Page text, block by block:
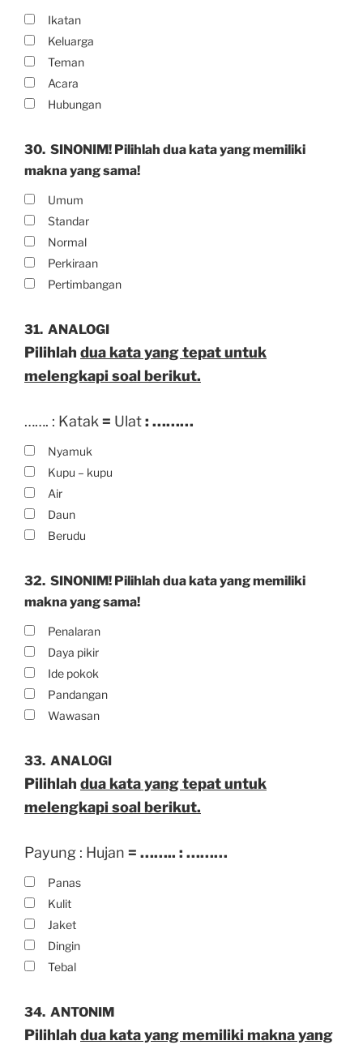
Ikatan
Keluarga
Teman
Acara
Hubungan
30. SINONIM! Pilihlah dua kata yang memiliki
makna yang sama!
Umum
Standar
Normal
Perkiraan
Pertimbangan
31. ANALOGI
Pilihlah dua kata yang tepat untuk
melengkapi soal berikut.
……. : Katak= Ulat: ………
Nyamuk
Kupu – kupu
Air
Daun
Berudu
32. SINONIM! Pilihlah dua kata yang memiliki
makna yang sama!
Penalaran
Daya pikir
Ide pokok
Pandangan
Wawasan
33. ANALOGI
Pilihlah dua kata yang tepat untuk
melengkapi soal berikut.
Payung : Hujan = …….. : ………
Panas
Kulit
Jaket
Dingin
Tebal
34. ANTONIM
Pilihlah dua kata yang memiliki makna yang